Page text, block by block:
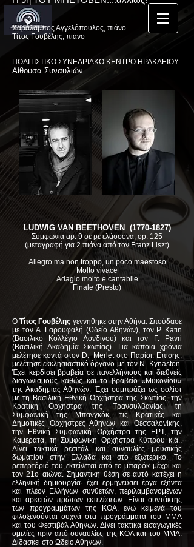
Χαράλαμπος Αγγελόπουλος, πιάνο
Τίτος Γουβέλης, πιάνο
ΠΟΛΙΤΙΣΤΙΚΟ ΣΥΝΕΔΡΙΑΚΟ ΚΕΝΤΡΟ ΗΡΑΚΛΕΙΟΥ
Αίθουσα Συναυλιών
LUDWIG VAN BEETHOVEN (1770-1827)
Συμφωνία αρ. 9 σε ρε ελάσσονα, op. 125
(μεταγραφή για 2 πιάνα από τον Franz Liszt)
Allegro ma non troppo, un poco maestoso
Molto vivace
Adagio molto e cantabile
Finale (Presto)
OΤίτος Γουβέλης γεννήθηκε στην Αθήνα. Σπούδασε
με τον Ά. Γαρουφαλή (Ωδείο Αθηνών), τον P. Katin
(Βασιλικό Κολλέγιο Λονδίνου) και τον F. Pavri
(Βασιλική Ακαδημία Σκωτίας). Για κάποια χρόνια
μελέτησε κοντά στον D. Merlet στο Παρίσι. Επίσης,
μελέτησε εκκλησιαστικό όργανο με τον N. Kynaston.
Έχει κερδίσει βραβεία σε πανελλήνιους και διεθνείς
διαγωνισμούς καθώς και το βραβείο «Μυκονίου»
της Ακαδημίας Αθηνών. Έχει συμπράξει ως σολίστ
με τη Βασιλική Εθνική Ορχήστρα της Σκωτίας, την
Κρατική Ορχήστρα της Τρανσυλβανίας, τη
Συμφωνική της Μπανγκόκ, τις Κρατικές και
Δημοτικές Ορχήστρες Αθηνών και Θεσσαλονίκης,
την Εθνική Συμφωνική Ορχήστρα της ΕΡΤ, την
Καμεράτα, τη Συμφωνική Ορχήστρα Κύπρου κ.ά..
Δίνει τακτικά ρεσιτάλ και συναυλίες μουσικής
δωματίου στην Ελλάδα και στο εξωτερικό. Το
ρεπερτόριό του εκτείνεται από το μπαρόκ μέχρι και
τον 21ο αιώνα. Σημαντική θέση σε αυτό κατέχει η
ελληνική δημιουργία· έχει ερμηνεύσει έργα εξήντα
και πλέον Ελλήνων συνθετών, περιλαμβανομένων
και αρκετών πρώτων εκτελέσεων. Είναι συντάκτης
των προγραμμάτων της ΚΟΑ, ενώ κείμενά του
φιλοξενούνται συχνά στα προγράμματα του ΜΜΑ
και του Φεστιβάλ Αθηνών. Δίνει τακτικά εισαγωγικές
ομιλίες πριν από συναυλίες της ΚΟΑ και του ΜΜΑ.
Διδάσκει στο Ωδείο Αθηνών.